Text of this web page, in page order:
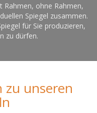
Rahmen, ohne Rahmen,
Spiegel zusammen.
für Sie produzieren,
zu dürfen.
zu unseren